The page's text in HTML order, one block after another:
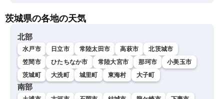
茨城県の各地の天気
北部
水戸市 日立市 常陸太田市 高萩市
北茨城市
笠間市
ひたちなか市 常陸大宮市 那珂市
小美玉市
茨城町
大洗町 城里町 東海村 大子町
南部